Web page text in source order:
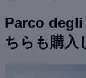
Parco
ちらも購入